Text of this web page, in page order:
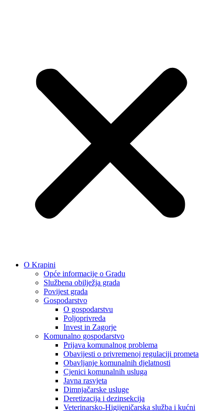
O Krapini
Opće informacije o Gradu
Službena obilježja grada
Povijest grada
Gospodarstvo
O gospodarstvu
Poljoprivreda
Invest in Zagorje
Komunalno gospodarstvo
Prijava komunalnog problema
Obavijesti o privremenoj regulaciji prometa
Obavljanje komunalnih djelatnosti
Cjenici komunalnih usluga
Javna rasvjeta
Dimnjačarske usluge
Deretizacija i dezinsekcija
Veterinarsko-Higijeničarska služba i kućni